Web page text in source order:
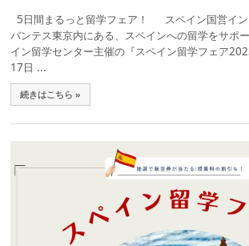
5日間まるっと留学フェア！ スペイン国営イン
バンテス東京内にある、スペインへの留学をサポ
イン留学センター主催の『スペイン留学フェア
17日 ...
続きはこちら »